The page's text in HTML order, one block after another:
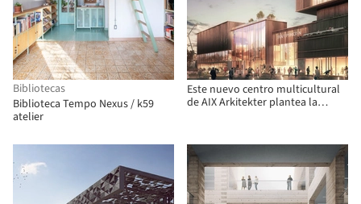
Bibliotecas
Biblioteca Tempo Nexus / k59
atelier
Este nuevo centro multicultural
de AIX Arkitekter plantea la